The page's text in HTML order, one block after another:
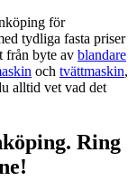
för
tydliga fasta priser
från byte av blandare
och tvättmaskin,
alltid vet vad det
Ring